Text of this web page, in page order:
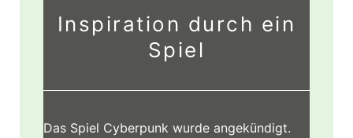
Inspiration durch ein
Spiel
Das Spiel Cyberpunk wurde angekündigt.